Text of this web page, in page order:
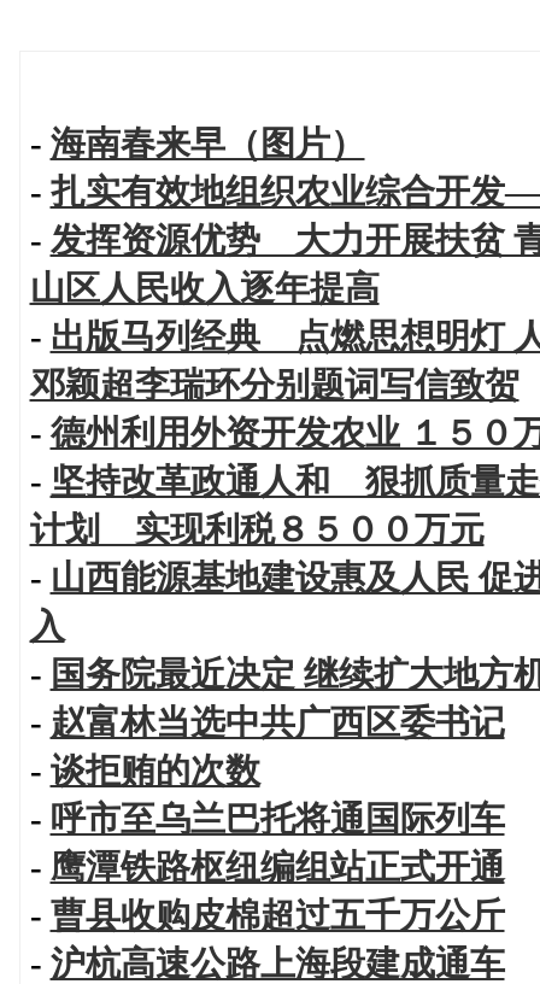
- 海南春来早（图片）
- 扎实有效地组织农业综合开发
- 发挥资源优势 大力开展扶贫
山区人民收入逐年提高
- 出版马列经典 点燃思想明灯
邓颖超李瑞环分别题词写信致贺
- 德州利用外资开发农业 １５０
- 坚持改革政通人和 狠抓质量
计划 实现利税８５００万元
- 山西能源基地建设惠及人民
入
- 国务院最近决定 继续扩大地方
- 赵富林当选中共广西区委书记
- 谈拒贿的次数
- 呼市至乌兰巴托将通国际列车
- 鹰潭铁路枢纽编组站正式开通
- 曹县收购皮棉超过五千万公斤
- 沪杭高速公路上海段建成通车